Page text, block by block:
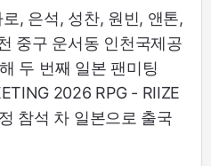
, 은석, 성찬, 원빈, 앤톤,
중구 운서동 인천국제공
두 번째 일본 팬미팅
2026 RPG - RIIZE
참석 차 일본으로 출국